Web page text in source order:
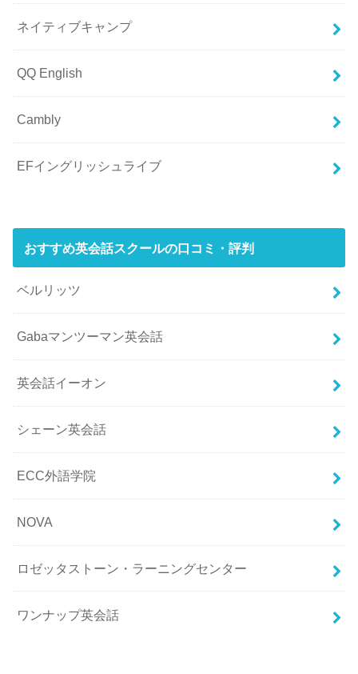
ネイティブキャンプ
QQ English
Cambly
EFイングリッシュライブ
おすすめ英会話スクールの口コミ・評判
ベルリッツ
Gabaマンツーマン英会話
英会話イーオン
シェーン英会話
ECC外語学院
NOVA
ロゼッタストーン・ラーニングセンター
ワンナップ英会話